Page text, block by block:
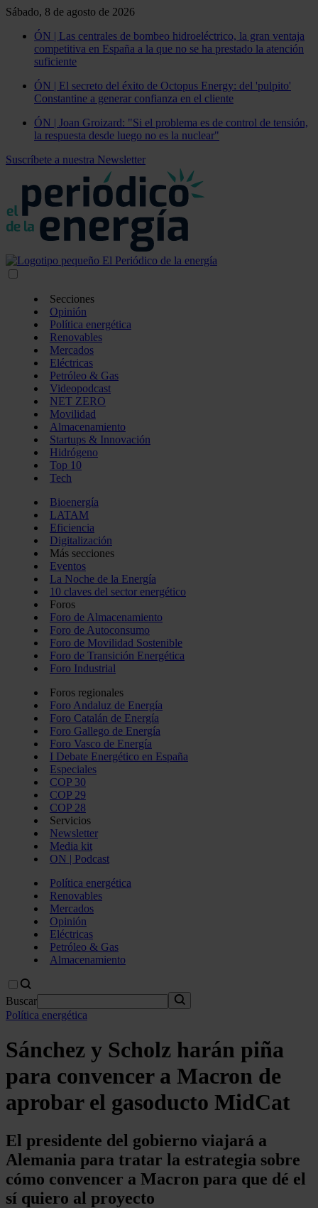
Sábado, 8 de agosto de 2026
ÓN | Las centrales de bombeo hidroeléctrico, la gran ventaja
competitiva en España a la que no se ha prestado la atención
suficiente
ÓN | El secreto del éxito de Octopus Energy: del 'pulpito'
Constantine a generar confianza en el cliente
ÓN | Joan Groizard: "Si el problema es de control de tensión,
la respuesta desde luego no es la nuclear"
Suscríbete a nuestra Newsletter
Secciones
Opinión
Política energética
Renovables
Mercados
Eléctricas
Petróleo & Gas
Videopodcast
NET ZERO
Movilidad
Almacenamiento
Startups & Innovación
Hidrógeno
Top 10
Tech
Bioenergía
LATAM
Eficiencia
Digitalización
Más secciones
Eventos
La Noche de la Energía
10 claves del sector energético
Foros
Foro de Almacenamiento
Foro de Autoconsumo
Foro de Movilidad Sostenible
Foro de Transición Energética
Foro Industrial
Foros regionales
Foro Andaluz de Energía
Foro Catalán de Energía
Foro Gallego de Energía
Foro Vasco de Energía
I Debate Energético en España
Especiales
COP 30
COP 29
COP 28
Servicios
Newsletter
Media kit
ON | Podcast
Política energética
Renovables
Mercados
Opinión
Eléctricas
Petróleo & Gas
Almacenamiento
Buscar
Política energética
Sánchez y Scholz harán piña
para convencer a Macron de
aprobar el gasoducto MidCat
El presidente del gobierno viajará a
Alemania para tratar la estrategia sobre
cómo convencer a Macron para que dé el
sí quiero al proyecto